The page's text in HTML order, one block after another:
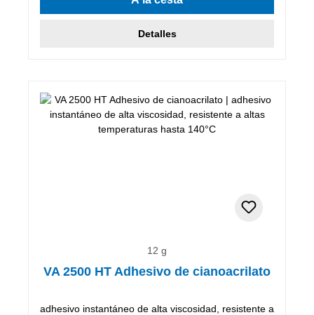
Detalles
12 g
VA 2500 HT Adhesivo de cianoacrilato
adhesivo instantáneo de alta viscosidad, resistente a